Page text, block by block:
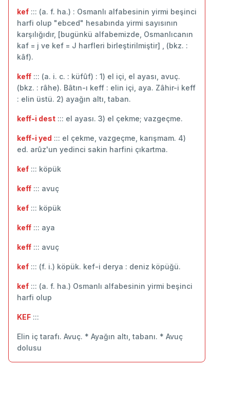
kef ::: (a. f. ha.) : Osmanlı alfabesinin yirmi beşinci
harfi olup "ebced" hesabında yirmi sayısının
karşılığıdır, [bugünkü alfabemizde, Osmanlıcanın
kaf = j ve kef = J harfleri birleştirilmiştir] , (bkz. :
kâf).
keff ::: (a. i. c. : küfûf) : 1) el içi, el ayası, avuç.
(bkz. : râhe). Bâtın-ı keff : elin içi, aya. Zâhir-i keff
: elin üstü. 2) ayağın altı, taban.
keff-i dest ::: el ayası. 3) el çekme; vazgeçme.
keff-i yed ::: el çekme, vazgeçme, karışmam. 4)
ed. arûz'un yedinci sakin harfini çıkartma.
kef ::: köpük
keff ::: avuç
kef ::: ‬köpük
keff ::: ‬aya
keff ::: avuç
kef ::: (f. i.) köpük. kef-i derya : deniz köpüğü.
kef ::: (a. f. ha.) Osmanlı alfabesinin yirmi beşinci
harfi olup
KEF :::
Elin iç tarafı. Avuç. * Ayağın altı, tabanı. * Avuç
dolusu